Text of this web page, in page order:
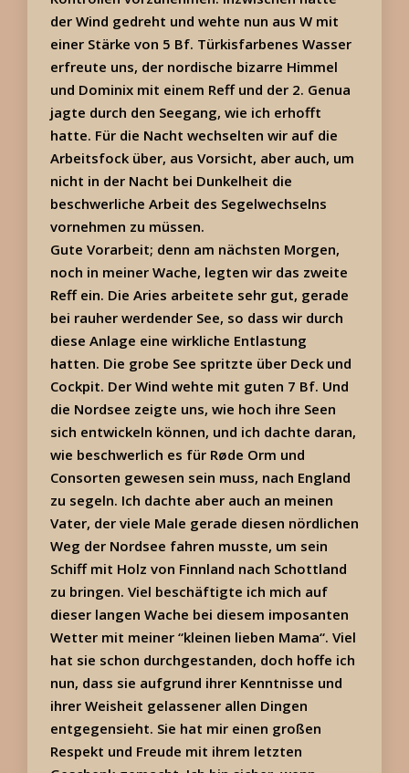
der Wind gedreht und wehte nun aus W mit
einer Stärke von 5 Bf. Türkisfarbenes Wasser
erfreute uns, der nordische bizarre Himmel
und Dominix mit einem Reff und der 2. Genua
jagte durch den Seegang, wie ich erhofft
hatte. Für die Nacht wechselten wir auf die
Arbeitsfock über, aus Vorsicht, aber auch, um
nicht in der Nacht bei Dunkelheit die
beschwerliche Arbeit des Segelwechselns
vornehmen zu müssen.
Gute Vorarbeit; denn am nächsten Morgen,
noch in meiner Wache, legten wir das zweite
Reff ein. Die Aries arbeitete sehr gut, gerade
bei rauher werdender See, so dass wir durch
diese Anlage eine wirkliche Entlastung
hatten. Die grobe See spritzte über Deck und
Cockpit. Der Wind wehte mit guten 7 Bf. Und
die Nordsee zeigte uns, wie hoch ihre Seen
sich entwickeln können, und ich dachte daran,
wie beschwerlich es für Røde Orm und
Consorten gewesen sein muss, nach England
zu segeln. Ich dachte aber auch an meinen
Vater, der viele Male gerade diesen nördlichen
Weg der Nordsee fahren musste, um sein
Schiff mit Holz von Finnland nach Schottland
zu bringen. Viel beschäftigte ich mich auf
dieser langen Wache bei diesem imposanten
Wetter mit meiner “kleinen lieben Mama“. Viel
hat sie schon durchgestanden, doch hoffe ich
nun, dass sie aufgrund ihrer Kenntnisse und
ihrer Weisheit gelassener allen Dingen
entgegensieht. Sie hat mir einen großen
Respekt und Freude mit ihrem letzten